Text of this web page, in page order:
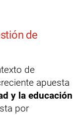
de
de
apuesta
y la educación
por